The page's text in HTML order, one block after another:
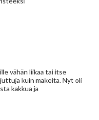
vähän liikaa tai itse
kuin makeita. Nyt oli
kakkua ja